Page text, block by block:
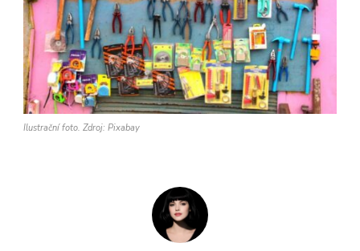
Ilustrační foto. Zdroj: Pixabay